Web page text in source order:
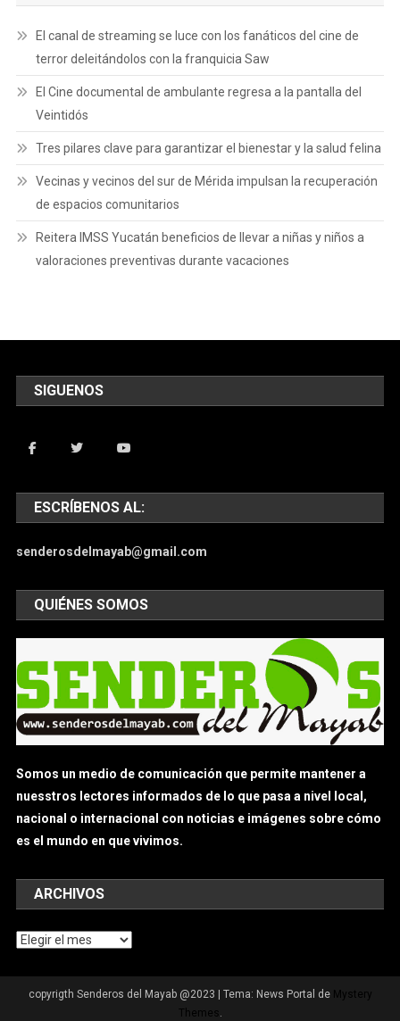
El canal de streaming se luce con los fanáticos del cine de
terror deleitándolos con la franquicia Saw
El Cine documental de ambulante regresa a la pantalla del
Veintidós
Tres pilares clave para garantizar el bienestar y la salud felina
Vecinas y vecinos del sur de Mérida impulsan la recuperación
de espacios comunitarios
Reitera IMSS Yucatán beneficios de llevar a niñas y niños a
valoraciones preventivas durante vacaciones
SIGUENOS
ESCRÍBENOS AL:
senderosdelmayab@gmail.com
QUIÉNES SOMOS
Somos un medio de comunicación que permite mantener a
nuesstros lectores informados de lo que pasa a nivel local,
nacional o internacional con noticias e imágenes sobre cómo
es el mundo en que vivimos.
ARCHIVOS
Archivos
copyrigth Senderos del Mayab @2023 Tema: News Portal de Mystery
Themes .